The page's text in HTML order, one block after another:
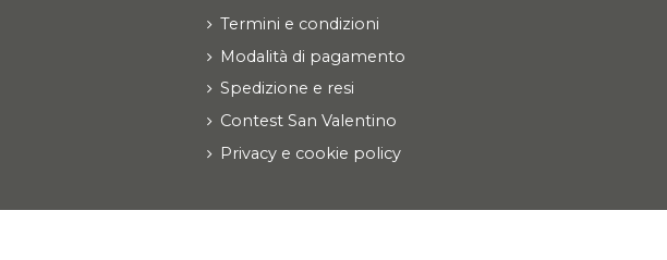
Termini e condizioni
Modalità di pagamento
Spedizione e resi
Contest San Valentino
Privacy e cookie policy